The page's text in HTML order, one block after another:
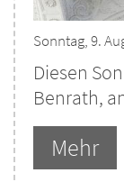
Sonntag, 9.
Diesen
Benrath,
Mehr